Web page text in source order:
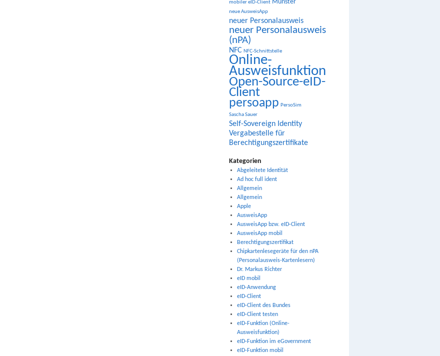
mobiler eID-Client Münster
neue AusweisApp
neuer Personalausweis
neuer Personalausweis
(nPA)
NFC NFC-Schnittstelle
Online-
Ausweisfunktion
Open-Source-eID-
Client
persoapp PersoSim
Sascha Sauer
Self-Sovereign Identity
Vergabestelle für
Berechtigungszertifikate
Kategorien
Abgeleitete Identität
Ad hoc full ident
Allgemein
Allgemein
Apple
AusweisApp
AusweisApp bzw. eID-Client
AusweisApp mobil
Berechtigungszertifikat
Chipkartenlesegeräte für den nPA
(Personalausweis-Kartenlesern)
Dr. Markus Richter
eID mobil
eID-Anwendung
eID-Client
eID-Client des Bundes
eID-Client testen
eID-Funktion (Online-
Ausweisfunktion)
eID-Funktion im eGovernment
eID-Funktion mobil